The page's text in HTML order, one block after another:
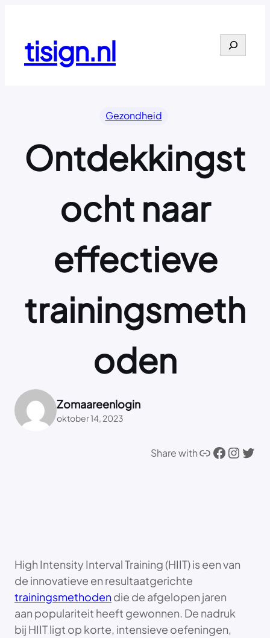
tisign.nl Search
Gezondheid
Ontdekkingst
ocht naar
effectieve
trainingsmeth
oden
Zomaareenlogin
oktober 14, 2023
Share withLink Facebook Instagram Twitter
High Intensity Interval Training (HIIT) is een van
de innovatieve en resultaatgerichte
trainingsmethodendie de afgelopen jaren
aan populariteit heeft gewonnen. De nadruk
bij HIIT ligt op korte, intensieve oefeningen,